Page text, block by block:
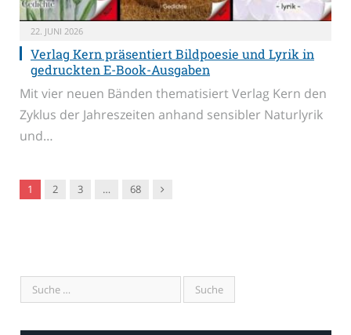
22. JUNI 2026
Verlag Kern präsentiert Bildpoesie und Lyrik in
gedruckten E-Book-Ausgaben
Mit vier neuen Bänden thematisiert Verlag Kern den
Zyklus der Jahreszeiten anhand sensibler Naturlyrik
und…
1 2 3 … 68 Nachfolger